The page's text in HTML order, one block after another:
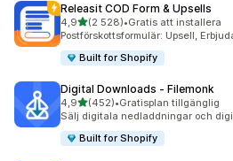
Releasit COD Form & Upsells
4,9av 5 stjärnor
(2 528)
2528 recensioner totalt
•Gratis att installera
Postförskottsformulär: Upsell,
Built for Shopify
Digital Downloads ‑ Filemonk
4,9av 5 stjärnor
(452)
452 recensioner totalt
•Gratisplan tillgänglig
Sälj digitala nedladdningar och
Built for Shopify